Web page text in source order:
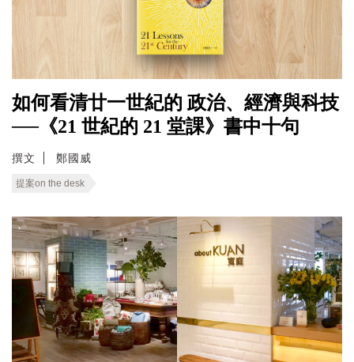
如何看清廿一世紀的 政治、經濟與科技
──《21 世紀的 21 堂課》書中十句
撰文 鄭國威
提案on the desk